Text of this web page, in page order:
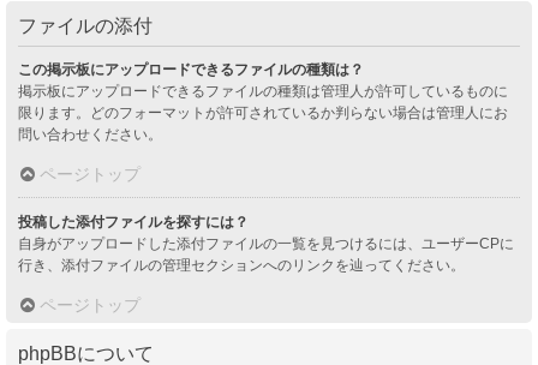
ファイルの添付
この掲示板にアップロードできるファイルの種類は？
掲示板にアップロードできるファイルの種類は管理人が許可しているものに
限ります。どのフォーマットが許可されているか判らない場合は管理人にお
問い合わせください。
ページトップ
投稿した添付ファイルを探すには？
自身がアップロードした添付ファイルの一覧を見つけるには、ユーザーCPに
行き、添付ファイルの管理セクションへのリンクを辿ってください。
ページトップ
phpBBについて